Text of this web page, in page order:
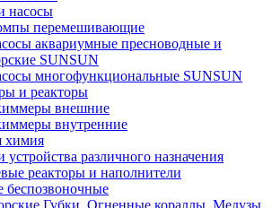
насосы
перемешивающие
аквариумные пресноводные и
SUNSUN
многофункциональные SUNSUN
и реакторы
внешние
внутренние
химия
различного назначения
реакторы и наполнители
беспозвоночные
Губки, Огненные кораллы, Медузы,